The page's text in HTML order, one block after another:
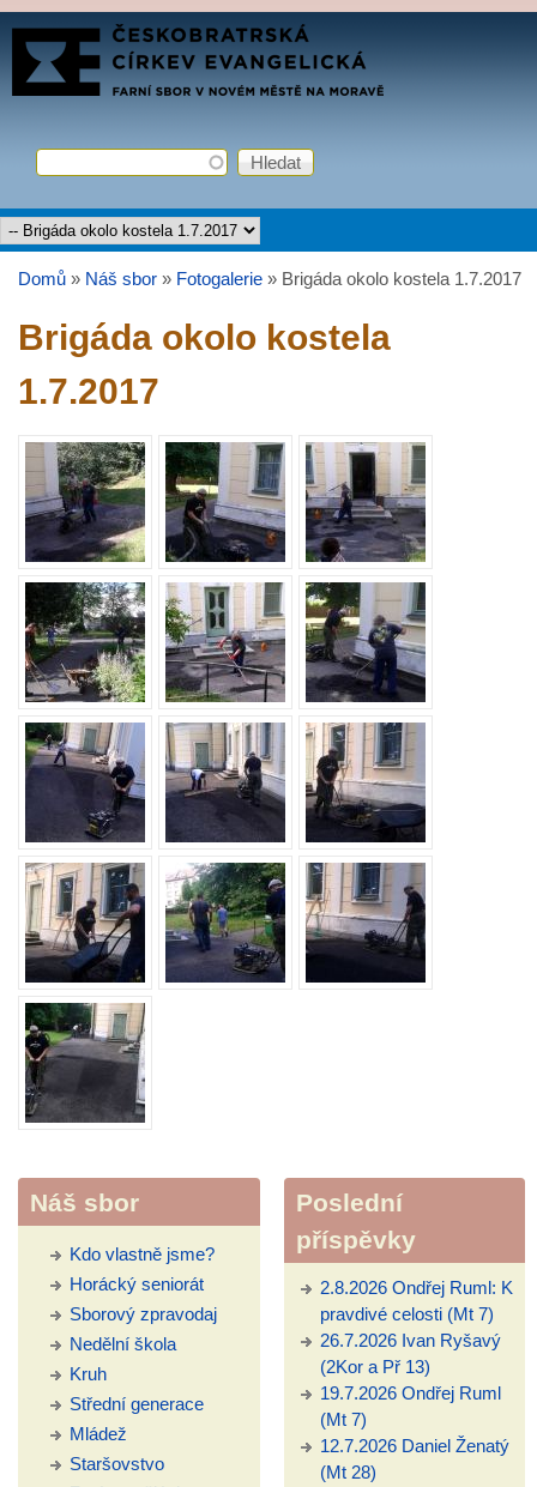
Přejít k hlavnímu obsahu
FARNÍ
SBOR
Vyhledávání
Hledat
Hlavní menu
Domů » Náš sbor » Fotogalerie » Brigáda okolo kostela 1.7.2017
Brigáda okolo kostela
1.7.2017
Náš sbor
Kdo vlastně jsme?
Horácký seniorát
Sborový zpravodaj
Nedělní škola
Kruh
Střední generace
Mládež
Staršovstvo
Poslední
příspěvky
2.8.2026 Ondřej Ruml: K
pravdivé celosti (Mt 7)
26.7.2026 Ivan Ryšavý
(2Kor a Př 13)
19.7.2026 Ondřej Ruml
(Mt 7)
12.7.2026 Daniel Ženatý
(Mt 28)